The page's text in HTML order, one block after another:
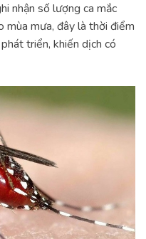
nhận số lượng ca mắc
mùa mưa, đây là thời điểm
triển, khiến dịch có